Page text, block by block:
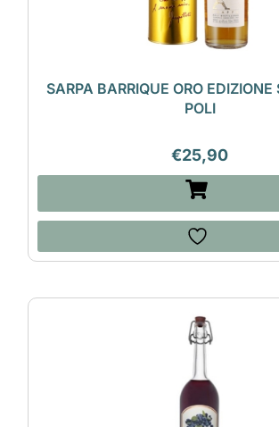
SARPA BARRIQUE ORO EDIZIONE
POLI
€25,90